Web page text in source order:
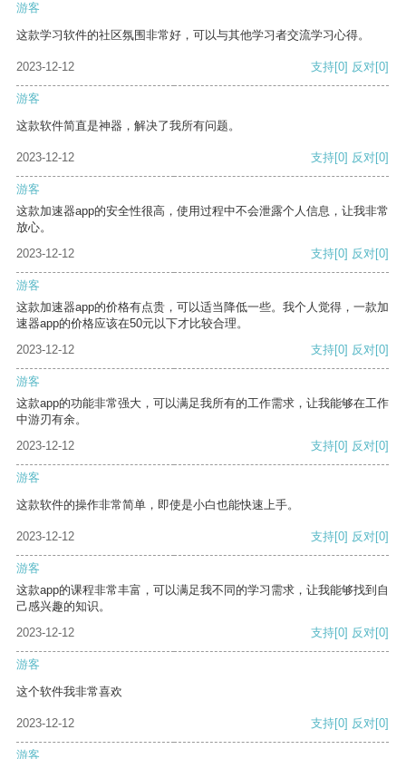
游客
这款学习软件的社区氛围非常好，可以与其他学习者交流学习心得。
2023-12-12 支持[0] 反对[0]
游客
这款软件简直是神器，解决了我所有问题。
2023-12-12 支持[0] 反对[0]
游客
这款加速器app的安全性很高，使用过程中不会泄露个人信息，让我非常
放心。
2023-12-12
支持[0] 反对[0]
游客
这款加速器app的价格有点贵，可以适当降低一些。我个人觉得，一款加
速器app的价格应该在50元以下才比较合理。
2023-12-12
支持[0] 反对[0]
游客
这款app的功能非常强大，可以满足我所有的工作需求，让我能够在工作
中游刃有余。
2023-12-12
支持[0] 反对[0]
游客
这款软件的操作非常简单，即使是小白也能快速上手。
2023-12-12 支持[0] 反对[0]
游客
这款app的课程非常丰富，可以满足我不同的学习需求，让我能够找到自
己感兴趣的知识。
2023-12-12
支持[0] 反对[0]
游客
这个软件我非常喜欢
2023-12-12 支持[0] 反对[0]
游客